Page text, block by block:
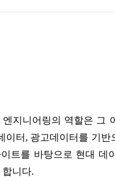
지니어링의 역할은 그
터, 광고데이터를 기
트를 바탕으로 현대 데
니다.